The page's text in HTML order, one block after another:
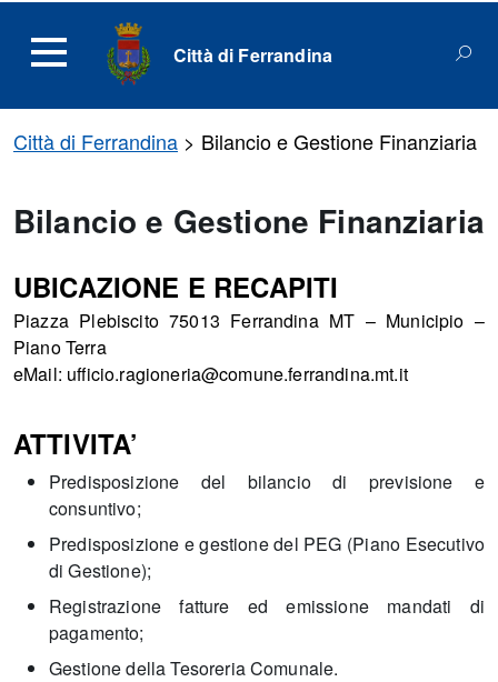
Città di Ferrandina
Città di Ferrandina > Bilancio e Gestione Finanziaria
Bilancio e Gestione Finanziaria
UBICAZIONE E RECAPITI
Piazza Plebiscito 75013 Ferrandina MT – Municipio –
Piano Terra
eMail: ufficio.ragioneria@comune.ferrandina.mt.it
ATTIVITA’
Predisposizione del bilancio di previsione e
consuntivo;
Predisposizione e gestione del PEG (Piano Esecutivo
di Gestione);
Registrazione fatture ed emissione mandati di
pagamento;
Gestione della Tesoreria Comunale.